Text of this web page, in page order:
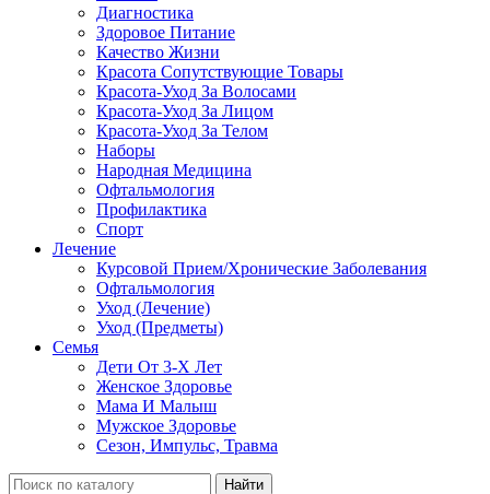
Диагностика
Здоровое Питание
Качество Жизни
Красота Сопутствующие Товары
Красота-Уход За Волосами
Красота-Уход За Лицом
Красота-Уход За Телом
Наборы
Народная Медицина
Офтальмология
Профилактика
Спорт
Лечение
Курсовой Прием/Хронические Заболевания
Офтальмология
Уход (Лечение)
Уход (Предметы)
Семья
Дети От 3-Х Лет
Женское Здоровье
Мама И Малыш
Мужское Здоровье
Сезон, Импульс, Травма
Найти